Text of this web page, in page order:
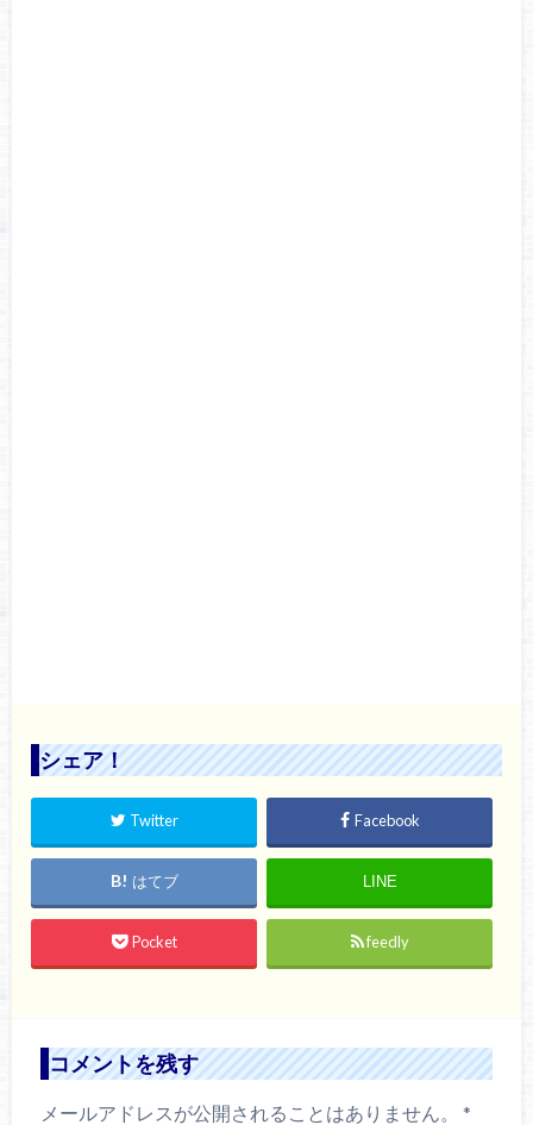
シェア！
Twitter Facebook
はてブ LINE
Pocket feedly
コメントを残す
メールアドレスが公開されることはありません。
*